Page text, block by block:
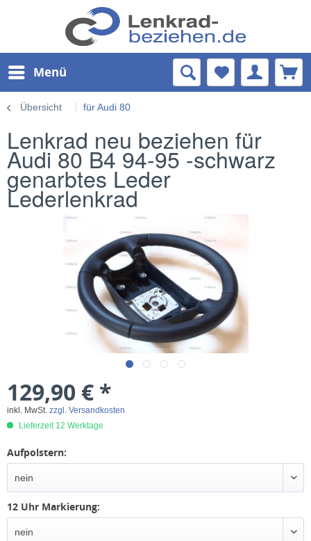
Menü
Übersicht für Audi 80
Lenkrad neu beziehen für
Audi 80 B4 94-95 -schwarz
genarbtes Leder
Lederlenkrad
129,90 € *
inkl. MwSt. zzgl. Versandkosten
Lieferzeit 12 Werktage
Aufpolstern:
12 Uhr Markierung: